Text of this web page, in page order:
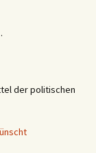
der politischen